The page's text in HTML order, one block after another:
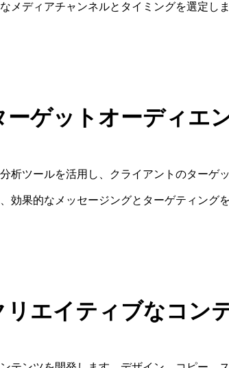
メディアチャンネルとタイミングを選定しま
ーゲットオーディエ
析ツールを活用し、クライアントのターゲ
効果的なメッセージングとターゲティングを
リエイティブなコン